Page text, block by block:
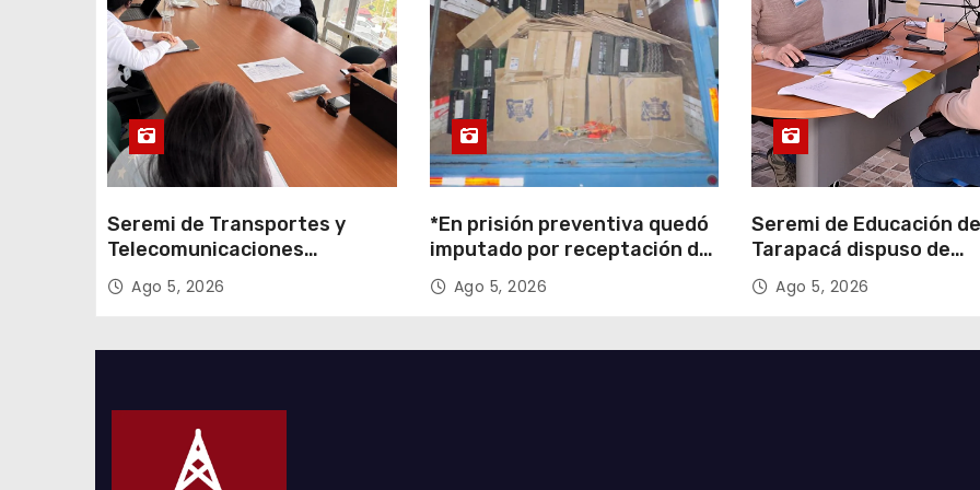
a
d
a
s
Seremi de Transportes y
Telecomunicaciones
encabezó primera mesa de
coordinación para el retiro de
Ago 5, 2026
*En prisión preventiva quedó
imputado por receptación de
cigarrillos avaluados en
$1.600 millones*
Ago 5, 2026
Seremi de Educación de
Tarapacá dispuso de
facilitadores para
proceso de Admisión
Ago 5, 2026